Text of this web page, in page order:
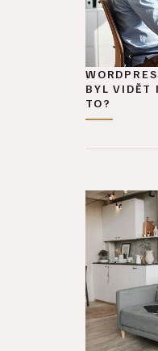
BYL VIDĚT
TO?